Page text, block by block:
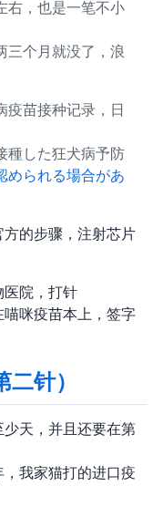
右，也是一笔不小
三个月就没了，浪
疫苗接种记录，日
種した狂犬病予防
められる場合があ
的步骤，注射芯片
医院，打针
咪疫苗本上，签字
二针）
30 天，并且还要在第
，我家猫打的进口疫